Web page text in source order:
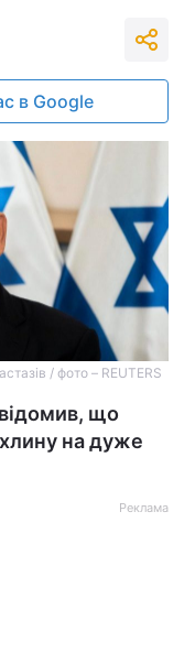
в Google
/ фото – REUTERS
що
на дуже
Реклама